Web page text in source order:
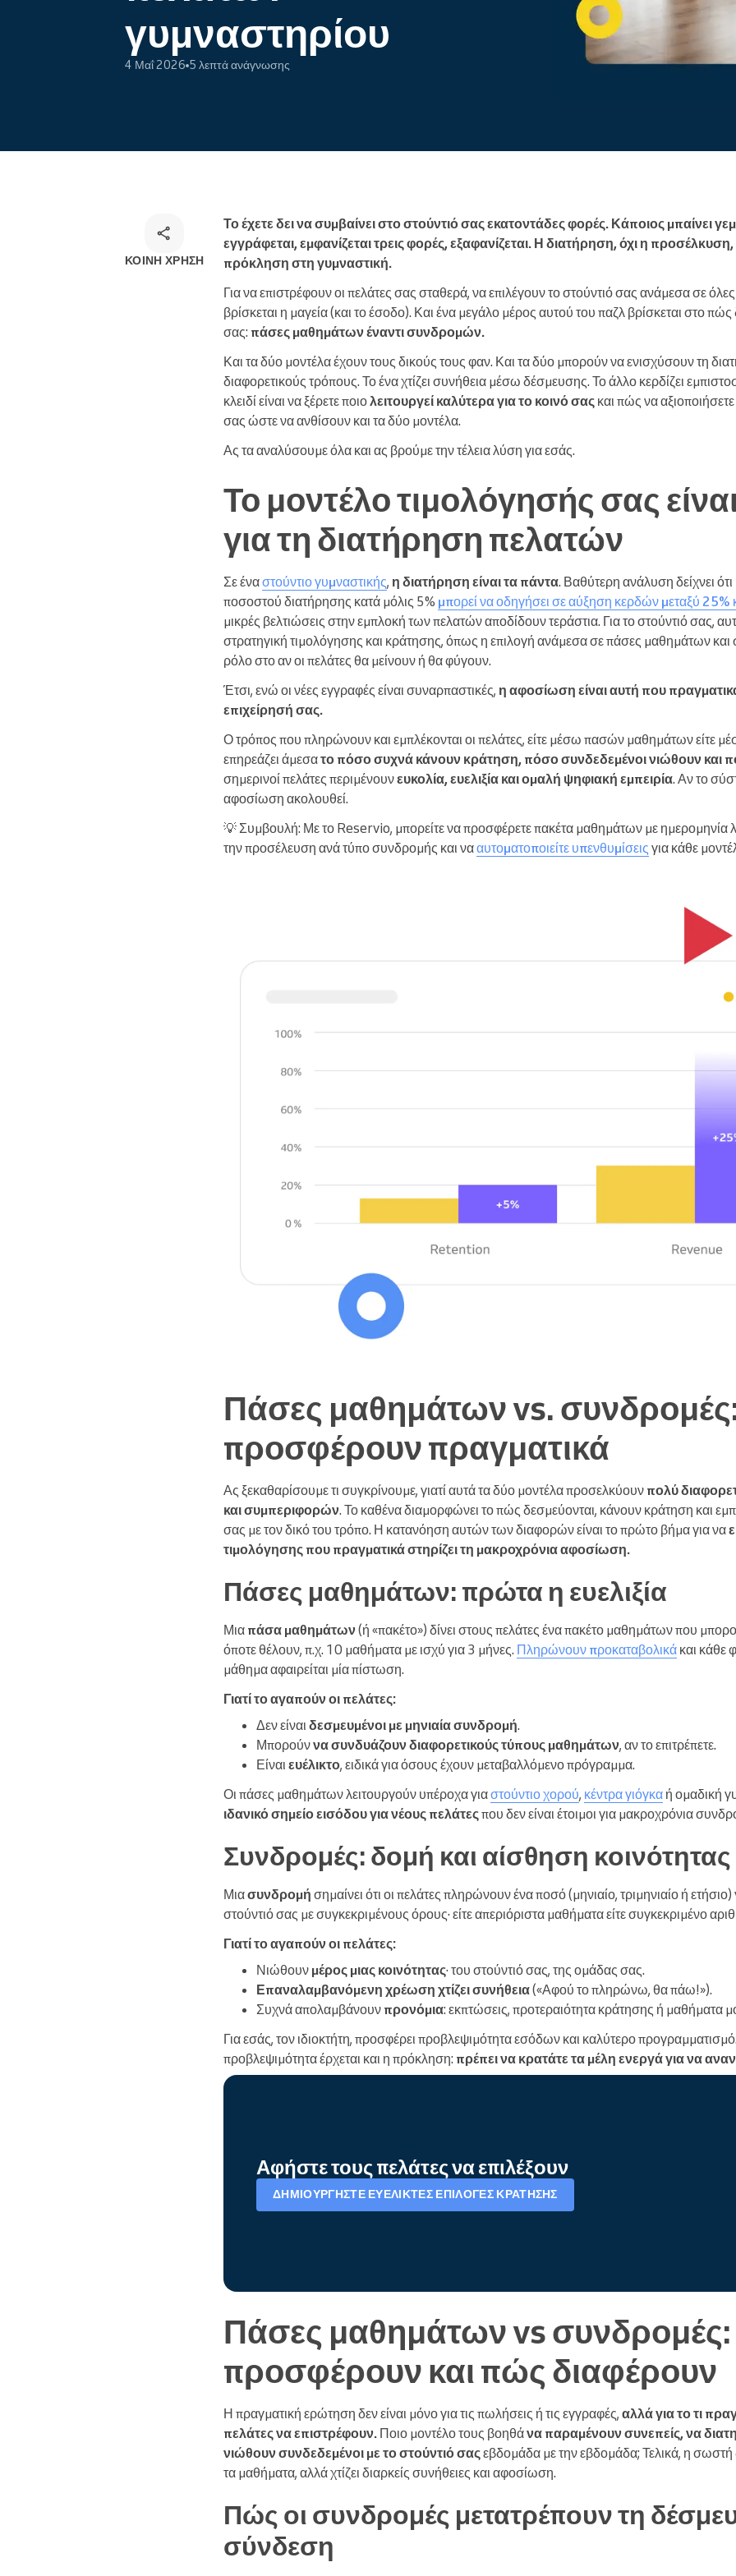
Omnichannel λύση κρατήσεων
Διαχειρίζεστε έναν μεγάλο
γυμναστηρίου
4 Μαΐ 2026 5 λεπτά ανάγνωσης
ΚΟΙΝΉ ΧΡΉΣΗ
Το έχετε δει να συμβαίνει στο στούντιό σας εκατοντάδες φορές. Κάποιος μπαίνει
εγγράφεται, εμφανίζεται τρεις φορές, εξαφανίζεται. Η διατήρηση, όχι η
πρόκληση στη γυμναστική.
Για να επιστρέφουν οι πελάτες σας σταθερά, να επιλέγουν το στούντιό σας ανάμεσα σε όλες
βρίσκεται η μαγεία (και το έσοδο). Και ένα μεγάλο μέρος αυτού του παζλ βρίσκεται στο
σας: πάσες μαθημάτων έναντι συνδρομών.
Και τα δύο μοντέλα έχουν τους δικούς τους φαν. Και τα δύο μπορούν να ενισχύσουν τη
διαφορετικούς τρόπους. Το ένα χτίζει συνήθεια μέσω δέσμευσης. Το άλλο κερδίζει
κλειδί είναι να ξέρετε ποιολειτουργεί καλύτερα για το κοινό σας και πώς να
σας ώστε να ανθίσουν και τα δύο μοντέλα.
Ας τα αναλύσουμε όλα και ας βρούμε την τέλεια λύση για εσάς.
Το μοντέλο τιμολόγησής σας είναι
για τη διατήρηση πελατών
Σε έναστούντιο γυμναστικής, η διατήρηση είναι τα πάντα. Βαθύτερη ανάλυση δείχνει
ποσοστού διατήρησης κατά μόλις 5% μπορεί να οδηγήσει σε αύξηση κερδών μεταξύ 25%
μικρές βελτιώσεις στην εμπλοκή των πελατών αποδίδουν τεράστια. Για το στούντιό σας,
στρατηγική τιμολόγησης και κράτησης, όπως η επιλογή ανάμεσα σε πάσες μαθημάτων και
ρόλο στο αν οι πελάτες θα μείνουν ή θα φύγουν.
Έτσι, ενώ οι νέες εγγραφές είναι συναρπαστικές, η αφοσίωση είναι αυτή που
επιχείρησή σας.
Ο τρόπος που πληρώνουν και εμπλέκονται οι πελάτες, είτε μέσω πασών μαθημάτων είτε
επηρεάζει άμεσατο πόσο συχνά κάνουν κράτηση, πόσο συνδεδεμένοι νιώθουν και
σημερινοί πελάτες περιμένουνευκολία, ευελιξία και ομαλή ψηφιακή εμπειρία. Αν το
αφοσίωση ακολουθεί.
💡 Συμβουλή: Με το Reservio, μπορείτε να προσφέρετε πακέτα μαθημάτων με ημερομηνία
την προσέλευση ανά τύπο συνδρομής και νααυτοματοποιείτε υπενθυμίσεις για κάθε
Πάσες μαθημάτων vs. συνδρομές:
προσφέρουν πραγματικά
Ας ξεκαθαρίσουμε τι συγκρίνουμε, γιατί αυτά τα δύο μοντέλα προσελκύουν πολύ
και συμπεριφορών. Το καθένα διαμορφώνει το πώς δεσμεύονται, κάνουν κράτηση και
σας με τον δικό του τρόπο. Η κατανόηση αυτών των διαφορών είναι το πρώτο βήμα για να
τιμολόγησης που πραγματικά στηρίζει τη μακροχρόνια αφοσίωση.
Πάσες μαθημάτων: πρώτα η ευελιξία
Μια πάσα μαθημάτων(ή «πακέτο») δίνει στους πελάτες ένα πακέτο μαθημάτων που
όποτε θέλουν, π.χ. 10 μαθήματα με ισχύ για 3 μήνες. Πληρώνουν προκαταβολικά και κάθε
μάθημα αφαιρείται μία πίστωση.
Γιατί το αγαπούν οι πελάτες:
Δεν είναι δεσμευμένοι με μηνιαία συνδρομή.
Μπορούννα συνδυάζουν διαφορετικούς τύπους μαθημάτων, αν το επιτρέπετε.
Είναι ευέλικτο, ειδικά για όσους έχουν μεταβαλλόμενο πρόγραμμα.
Οι πάσες μαθημάτων λειτουργούν υπέροχα γιαστούντιο χορού, κέντρα γιόγκα ή ομαδική
ιδανικό σημείο εισόδου για νέους πελάτεςπου δεν είναι έτοιμοι για μακροχρόνια
Συνδρομές: δομή και αίσθηση κοινότητας
Μιασυνδρομή σημαίνει ότι οι πελάτες πληρώνουν ένα ποσό (μηνιαίο, τριμηνιαίο ή
στούντιό σας με συγκεκριμένους όρους· είτε απεριόριστα μαθήματα είτε συγκεκριμένο
Γιατί το αγαπούν οι πελάτες:
Νιώθουν μέρος μιας κοινότητας· του στούντιό σας, της ομάδας σας.
Επαναλαμβανόμενη χρέωση χτίζει συνήθεια(«Αφού το πληρώνω, θα πάω!»).
Συχνά απολαμβάνουν προνόμια: εκπτώσεις, προτεραιότητα κράτησης ή μαθήματα
Για εσάς, τον ιδιοκτήτη, προσφέρει προβλεψιμότητα εσόδων και καλύτερο
προβλεψιμότητα έρχεται και η πρόκληση: πρέπει να κρατάτε τα μέλη ενεργά για να
Αφήστε τους πελάτες να επιλέξουν
ΔΗΜΙΟΥΡΓΉΣΤΕ ΕΥΈΛΙΚΤΕΣ ΕΠΙΛΟΓΈΣ ΚΡΆΤΗΣΗΣ
Πάσες μαθημάτων vs συνδρομές:
προσφέρουν και πώς διαφέρουν
Η πραγματική ερώτηση δεν είναι μόνο για τις πωλήσεις ή τις εγγραφές, αλλά για το τι
πελάτες να επιστρέφουν. Ποιο μοντέλο τους βοηθάνα παραμένουν συνεπείς, να
νιώθουν συνδεδεμένοι με το στούντιό σαςεβδομάδα με την εβδομάδα; Τελικά, η σωστή
τα μαθήματα, αλλά χτίζει διαρκείς συνήθειες και αφοσίωση.
Πώς οι συνδρομές μετατρέπουν τη
σύνδεση